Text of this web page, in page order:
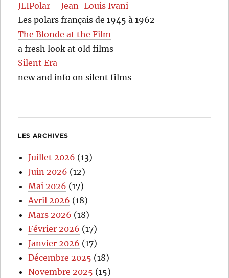
JLIPolar – Jean-Louis Ivani
Les polars français de 1945 à 1962
The Blonde at the Film
a fresh look at old films
Silent Era
new and info on silent films
LES ARCHIVES
Juillet 2026 (13)
Juin 2026 (12)
Mai 2026 (17)
Avril 2026 (18)
Mars 2026 (18)
Février 2026 (17)
Janvier 2026 (17)
Décembre 2025 (18)
Novembre 2025 (15)